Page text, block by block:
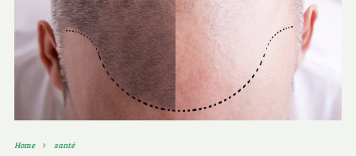
Home santé